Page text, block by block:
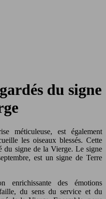
du signe
les oiseaux blessés. Cette
du signe de la Vierge. Le signe
est un signe de Terre
enrichissante des émotions
du sens du service et du